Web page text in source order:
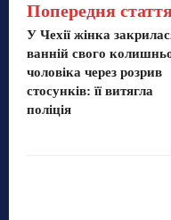
Попередня
У Чехії жінка
ванній свого
чоловіка через розрив
стосунків: її витягла
поліція